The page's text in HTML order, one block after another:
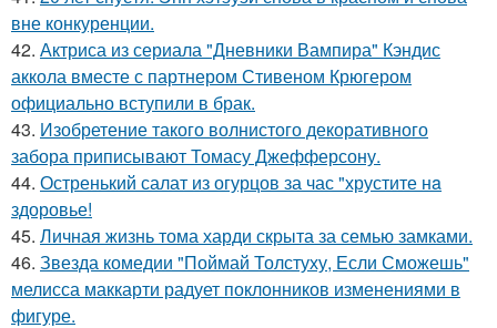
вне конкуренции.
42. Актриса из сериала "Дневники Вампира" Кэндис
аккола вместе с партнером Стивеном Крюгером
официально вступили в брак.
43. Изобретение такого волнистого декоративного
забора приписывают Томасу Джефферсону.
44. Остренький салат из огурцов за час "хрустите нa
здоровье!
45. Личная жизнь тома харди скрыта за семью замками.
46. Звезда комедии "Поймай Толстуху, Если Сможешь"
мелисса маккарти радует поклонников изменениями в
фигуре.